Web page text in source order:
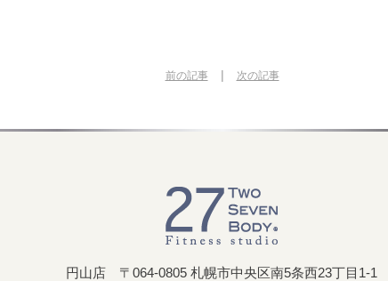
前の記事| 次の記事
円山店 〒064-0805 札幌市中央区南5条西23丁目1-1